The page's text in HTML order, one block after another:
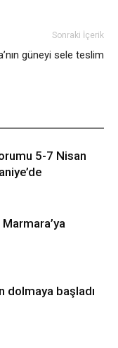
Sonraki İçerik
güneyi sele teslim
5-7 Nisan
dolmaya başladı